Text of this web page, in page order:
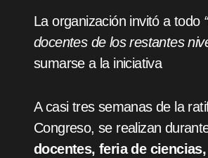
La organización invitó a todo
docentes de los restantes
sumarse a la iniciativa
A casi tres semanas de la
Congreso, se realizan
docentes, feria de